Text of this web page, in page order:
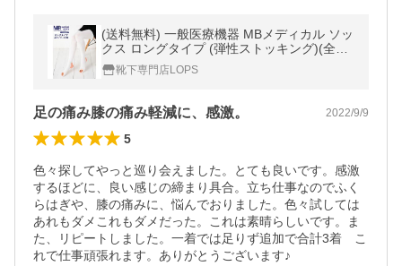
(送料無料) 一般医療機器 MBメディカル ソッ
クス ロングタイプ (弾性ストッキング)(全5
サイズ)(日本製) 着圧 靴下
靴下専門店LOPS
足の痛み膝の痛み軽減に、感激。 2022/9/9
5
色々探してやっと巡り会えました。とても良いです。感激
するほどに、良い感じの締まり具合。立ち仕事なのでふく
らはぎや、膝の痛みに、悩んでおりました。色々試しては
あれもダメこれもダメだった。これは素晴らしいです。ま
た、リピートしました。一着では足りず追加で合計3着　こ
れで仕事頑張れます。ありがとうございます♪